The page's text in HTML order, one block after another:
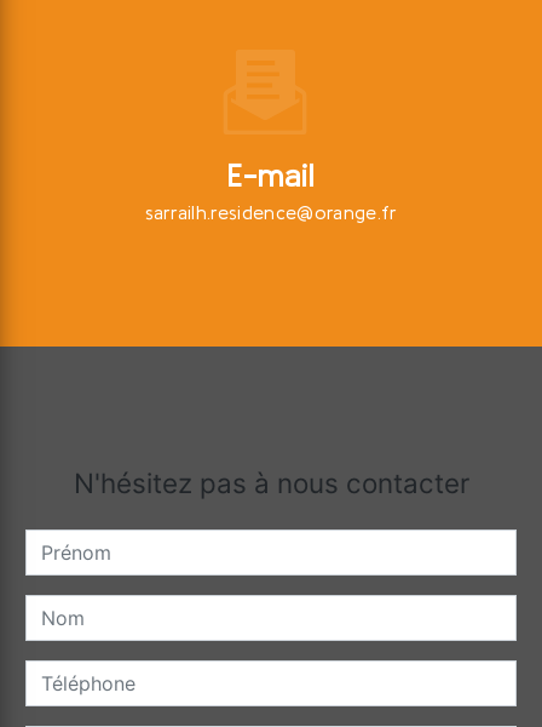
E-mail
sarrailh.residence@orange.fr
N'hésitez pas à nous contacter